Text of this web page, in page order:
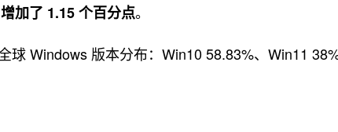
增加了 1.15 个百分点。